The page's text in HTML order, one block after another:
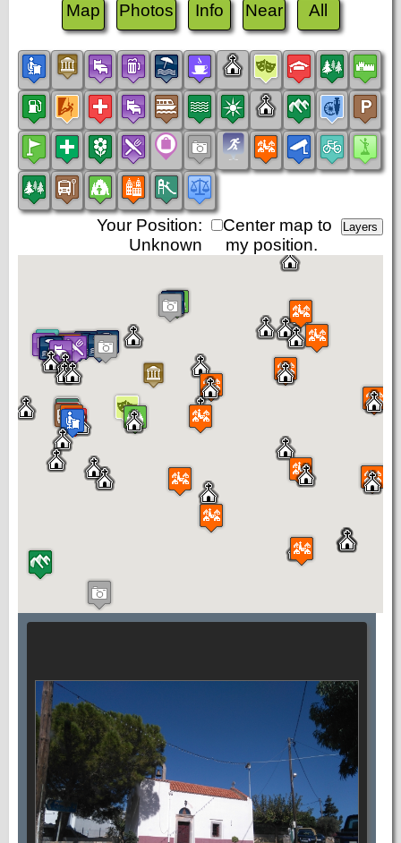
Map Photos Info Near All
Center map to
my position.
Your Position:
Unknown